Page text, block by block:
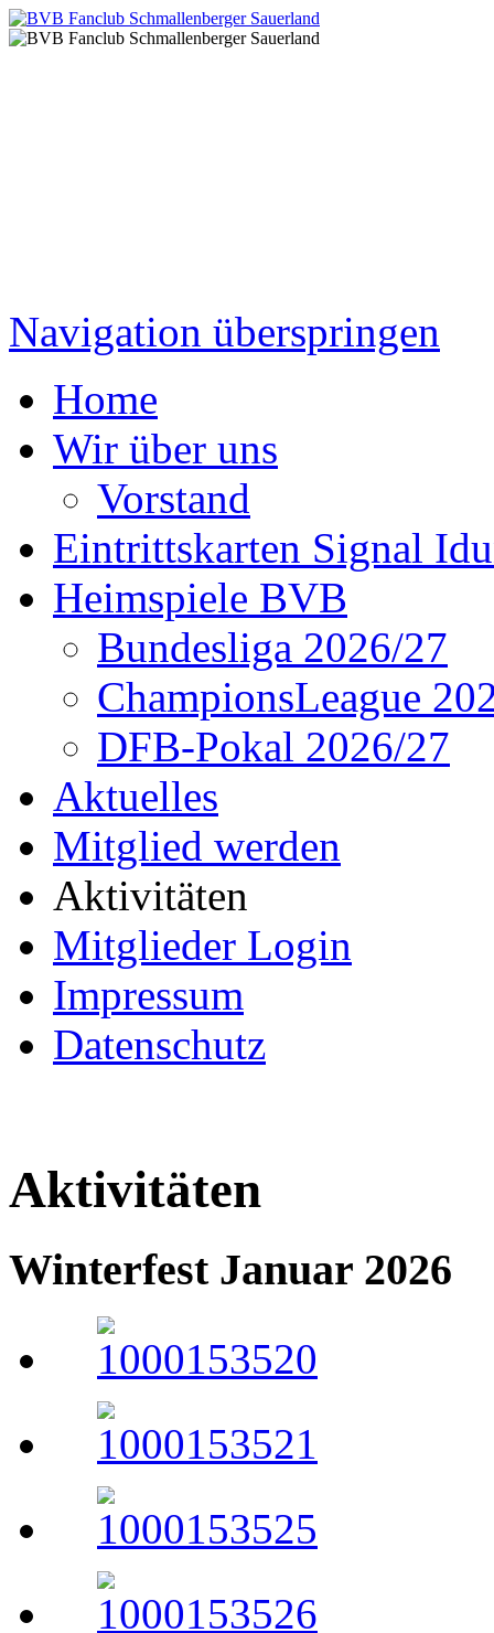
Navigation überspringen
Home
Wir über uns
Vorstand
Eintrittskarten Signal
Heimspiele BVB
Bundesliga 2026/27
ChampionsLeague
DFB-Pokal 2026/27
Aktuelles
Mitglied werden
Aktivitäten
Mitglieder Login
Impressum
Datenschutz
Aktivitäten
Winterfest Januar 2026